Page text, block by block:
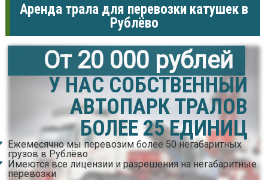
Аренда трала для перевозки катушек в
Рублёво
От 20 000 рублей
У НАС СОБСТВЕННЫЙ
АВТОПАРК ТРАЛОВ
БОЛЕЕ 25 ЕДИНИЦ
Ежемесячно мы перевозим более 50 негабаритных
грузов в Рублёво
Имеются все лицензии и разрешения на негабаритные
перевозки